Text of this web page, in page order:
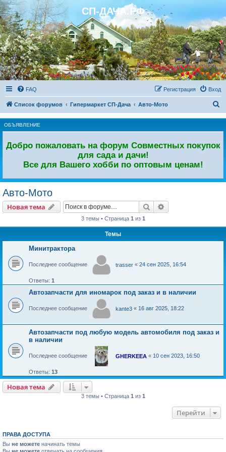
Регистрация СП-ДАЧА.РФ
FAQ Вход
Регистрация
Список форумов Гипермаркет СП-Дача Авто-Мото
ОБЪЯВЛЕНИЕ
Добро пожаловать на форум Совместных покупок
для сада и дачи!
Все для Вашего хобби по оптовым ценам!
Авто-Мото
Новая тема
Новаятема Поиск
3 темы • Страница 1 из 1
Темы
Минитрактора
Последнее сообщение trasser « 24 сен 2025, 16:54
Ответы: 1
Автозапчасти для иномарок под заказ и в наличии
Последнее сообщение kante3 « 16 авг 2025, 18:22
Автозапчасти под любую модель автомобиля под заказ и
в наличии
Последнее сообщение GHERKEEA « 10 сен 2023, 16:50
Ответы: 13
Новая тема
Новаятема
3 темы • Страница 1 из 1
Перейти
ПРАВА ДОСТУПА
Вы не можете начинать темы